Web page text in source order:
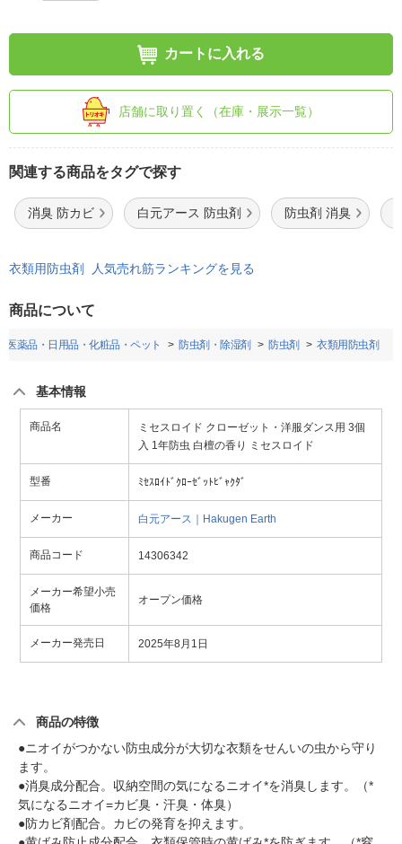
カートに入れる
店舗に取り置く（在庫・展示一覧）
関連する商品をタグで探す
消臭 防カビ 白元アース 防虫剤 防虫剤 消臭
衣類用防虫剤 人気売れ筋ランキングを見る
商品について
医薬品・日用品・化粧品・ペット 防虫剤・除湿剤 防虫剤 衣類用防虫剤
基本情報
商品名
ミセスロイド クローゼット・洋服ダンス用 3個
入 1年防虫 白檀の香り ミセスロイド
型番 ﾐｾｽﾛｲﾄﾞｸﾛｰｾﾞｯﾄﾋﾞｬｸﾀﾞ
メーカー 白元アース｜Hakugen Earth
商品コード 14306342
メーカー希望小売
価格
オープン価格
メーカー発売日 2025年8月1日
商品の特徴
●ニオイがつかない防虫成分が大切な衣類をせんいの虫から守り
ます。
●消臭成分配合。収納空間の気になるニオイ*を消臭します。（*
気になるニオイ=カビ臭・汗臭・体臭）
●防カビ剤配合。カビの発育を抑えます。